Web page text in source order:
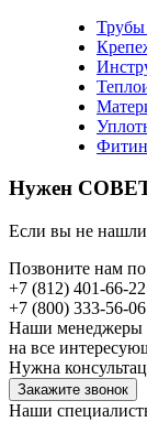
Трубы
Нужен СОВЕТ
Если вы не нашли
Позвоните нам
+7 (812) 401-66-22
+7 (800) 333-56-06
Наши менеджеры
на все
Нужна
Закажите звонок
Наши